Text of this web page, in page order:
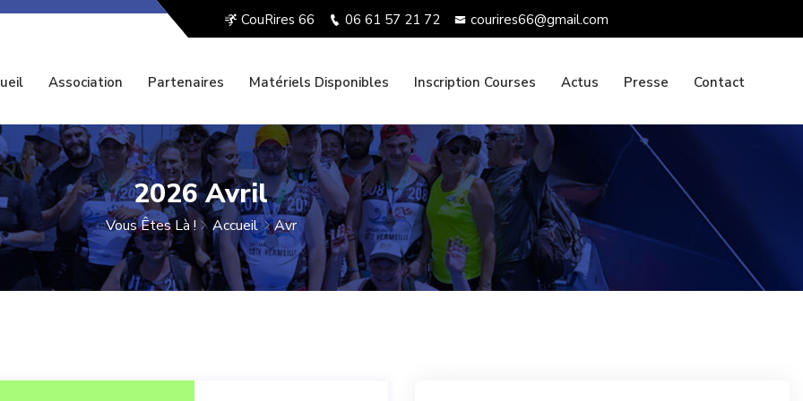
CouRires 66 06 61 57 21 72 courires66@gmail.com
Association Partenaires Matériels Disponibles Inscription Courses Actus Presse Contact
2026 Avril
Vous Êtes Là ! Accueil Avr